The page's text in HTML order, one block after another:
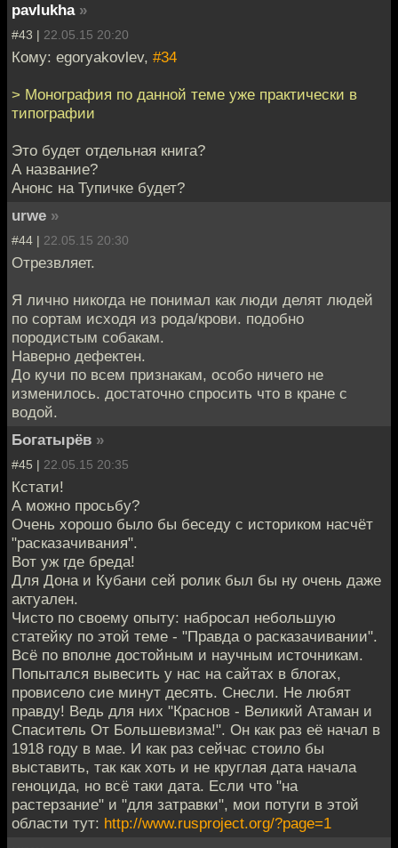
pavlukha »
#43 | 22.05.15 20:20
Кому: egoryakovlev, #34
> Монография по данной теме уже практически в
типографии
Это будет отдельная книга?
А название?
Анонс на Тупичке будет?
urwe »
#44 | 22.05.15 20:30
Отрезвляет.
Я лично никогда не понимал как люди делят людей
по сортам исходя из рода/крови. подобно
породистым собакам.
Наверно дефектен.
До кучи по всем признакам, особо ничего не
изменилось. достаточно спросить что в кране с
водой.
Богатырёв »
#45 | 22.05.15 20:35
Кстати!
А можно просьбу?
Очень хорошо было бы беседу с историком насчёт
"расказачивания".
Вот уж где бреда!
Для Дона и Кубани сей ролик был бы ну очень даже
актуален.
Чисто по своему опыту: набросал небольшую
статейку по этой теме - "Правда о расказачивании".
Всё по вполне достойным и научным источникам.
Попытался вывесить у нас на сайтах в блогах,
провисело сие минут десять. Снесли. Не любят
правду! Ведь для них "Краснов - Великий Атаман и
Спаситель От Большевизма!". Он как раз её начал в
1918 году в мае. И как раз сейчас стоило бы
выставить, так как хоть и не круглая дата начала
геноцида, но всё таки дата. Если что "на
растерзание" и "для затравки", мои потуги в этой
области тут: http://www.rusproject.org/?page=1